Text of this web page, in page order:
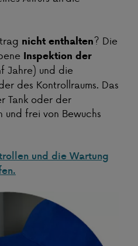
nicht enthalten? Die
Inspektion der
Jahre) und die
des Kontrollraums. Das
Tank oder der
und frei von Bewuchs
und die Wartung